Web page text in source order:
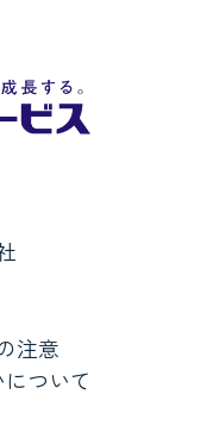
注意
ついて